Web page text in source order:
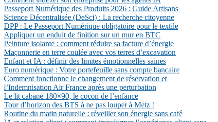
Passeport Numérique des Produits 2026 : Guide Artisans
Science Décentralisée (DeSci) : La recherche citoyenne
DPP : Le Passeport Numérique obligatoire pour le textile
Appliquer un enduit de finition sur un mur en BTC
Peinture isolante : comment réduire sa facture d’énergie
Maçonnerie en terre coulée avec vos terres d’excavation
Enfant et IA : définir des limites émotionnelles saines
Euro numérique : Votre portefeuille sans compte bancaire
Comment fonctionne le changement de réservation et
l’Indemnisation Air France après une perturbation
Le lit cabane 180×90, le cocon de l’enfance
Tour d’horizon des BTS à ne pas louper à Metz !
Routine du matin naturelle : réveiller son énergie sans café